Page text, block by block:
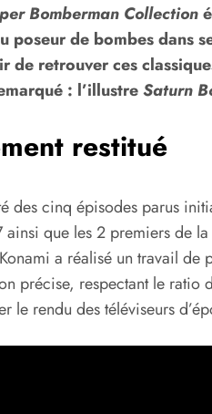
Bomberman Collection
de bombes dans
retrouver ces
: l’illustreSaturn
restitué
des cinq épisodes parus
que les 2 premiers de
a réalisé un travail de
précise, respectant le ratio
le rendu des téléviseurs